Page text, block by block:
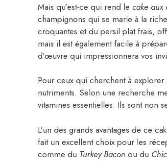
Mais qu’est-ce qui rend le cake aux
champignons qui se marie à la
croquantes et du persil plat frais,
mais il est également facile à
d’œuvre qui impressionnera vos
Pour ceux qui cherchent à
nutriments. Selon une recherche
vitamines essentielles. Ils sont non
L’un des grands avantages de ce
fait un excellent choix pour les
comme du Turkey Bacon ou du